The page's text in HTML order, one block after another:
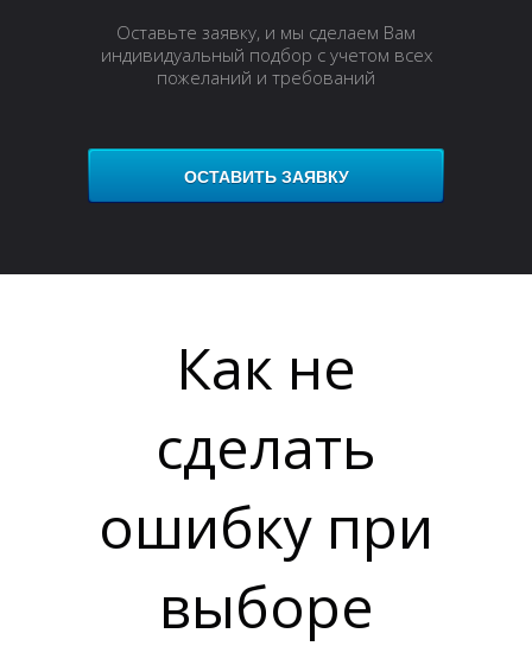
С
Оставьте заявку, и мы сделаем Вам
индивидуальный подбор с учетом всех
пожеланий и требований
ОСТАВИТЬ ЗАЯВКУ
Как не
сделать
ошибку при
выборе